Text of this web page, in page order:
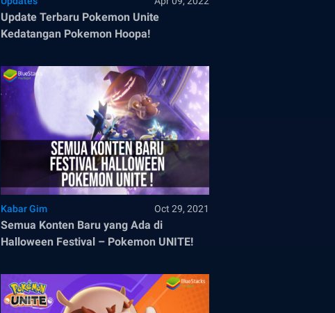
Update Terbaru Pokemon Unite
Kedatangan Pokemon Hoopa!
Kabar Gim Oct 29, 2021
Semua Konten Baru yang Ada di
Halloween Festival – Pokemon UNITE!